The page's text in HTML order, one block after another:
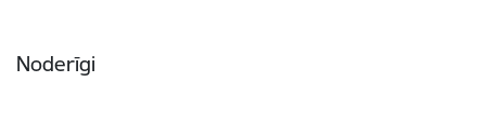
Noderīgi